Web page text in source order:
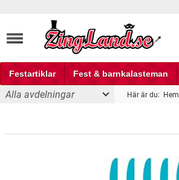
Festartiklar Fest & barnkalasteman
Fest och partyprylar
Alla avdelningar Här är du: Hem